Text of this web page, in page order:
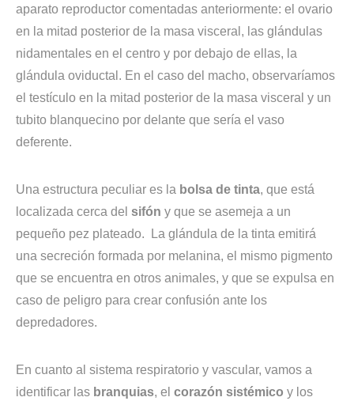
aparato reproductor comentadas anteriormente: el ovario
en la mitad posterior de la masa visceral, las glándulas
nidamentales en el centro y por debajo de ellas, la
glándula oviductal. En el caso del macho, observaríamos
el testículo en la mitad posterior de la masa visceral y un
tubito blanquecino por delante que sería el vaso
deferente.
Una estructura peculiar es la bolsa de tinta, que está
localizada cerca del sifón y que se asemeja a un
pequeño pez plateado. La glándula de la tinta emitirá
una secreción formada por melanina, el mismo pigmento
que se encuentra en otros animales, y que se expulsa en
caso de peligro para crear confusión ante los
depredadores.
En cuanto al sistema respiratorio y vascular, vamos a
identificar las branquias, el corazón sistémico y los